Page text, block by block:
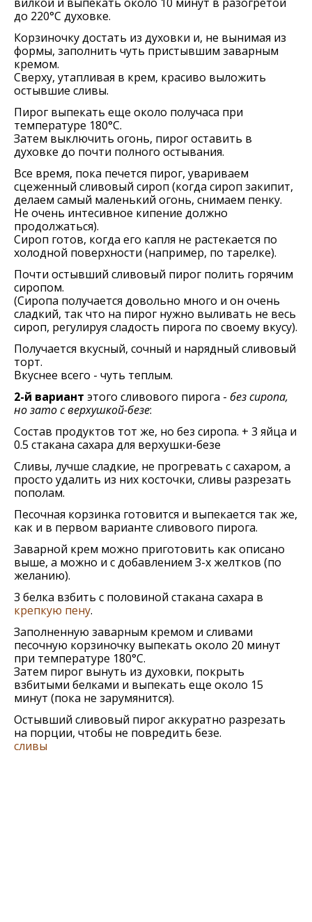
до 220°C духовке.
Корзиночку достать из духовки и, не вынимая из
формы, заполнить чуть пристывшим заварным
кремом.
Сверху, утапливая в крем, красиво выложить
остывшие сливы.
Пирог выпекать еще около получаса при
температуре 180°C.
Затем выключить огонь, пирог оставить в
духовке до почти полного остывания.
Все время, пока печется пирог, увариваем
сцеженный сливовый сироп (когда сироп закипит,
делаем самый маленький огонь, снимаем пенку.
Не очень интесивное кипение должно
продолжаться).
Сироп готов, когда его капля не растекается по
холодной поверхности (например, по тарелке).
Почти остывший сливовый пирог полить горячим
сиропом.
(Сиропа получается довольно много и он очень
сладкий, так что на пирог нужно выливать не весь
сироп, регулируя сладость пирога по своему вкусу).
Получается вкусный, сочный и нарядный сливовый
торт.
Вкуснее всего - чуть теплым.
2-й вариант этого сливового пирога - без сиропа,
но зато с верхушкой-безе:
Состав продуктов тот же, но без сиропа. + 3 яйца и
0.5 стакана сахара для верхушки-безе
Сливы, лучше сладкие, не прогревать с сахаром, а
просто удалить из них косточки, сливы разрезать
пополам.
Песочная корзинка готовится и выпекается так же,
как и в первом варианте сливового пирога.
Заварной крем можно приготовить как описано
выше, а можно и с добавлением 3-х желтков (по
желанию).
3 белка взбить с половиной стакана сахара в
крепкую пену.
Заполненную заварным кремом и сливами
песочную корзиночку выпекать около 20 минут
при температуре 180°C.
Затем пирог вынуть из духовки, покрыть
взбитыми белками и выпекать еще около 15
минут (пока не зарумянится).
Остывший сливовый пирог аккуратно разрезать
на порции, чтобы не повредить безе.
сливы